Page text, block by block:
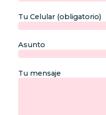
Tu Celular (obligatorio)
Asunto
Tu mensaje